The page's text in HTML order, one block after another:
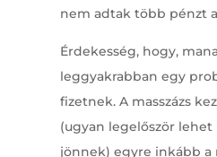
nem adtak több pénzt
Érdekesség, hogy,
leggyakrabban egy
fizetnek. A masszázs
(ugyan legelőször
jönnek) egyre inkább a